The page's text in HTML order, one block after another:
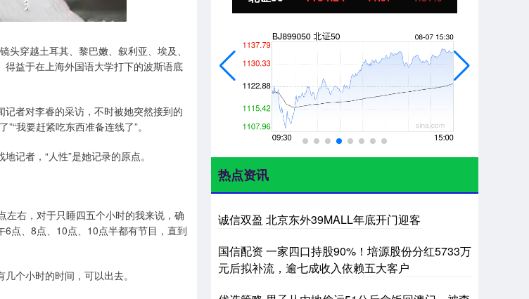
穿越土耳其、黎巴嫩、叙利亚、埃及、
益于在上海外国语大学打下的波斯语底
者对李睿的采访，不时被她突然接到的
我要赶紧吃东西准备连线了”。
记者，“人性”是她记录的原点。
右，对于只睡四五个小时的我来说，确
点、8点、10点、10点半都有节目，直到
个小时的时间，可以出去。
热点资讯
诚信双盈 北京东外39MALL年底开门迎客
国信配资 一家四口持股90%！培源股份分红5733万
元后拟补流，逾七成收入依赖五大客户